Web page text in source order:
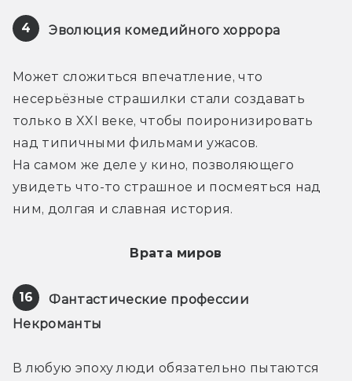
4 Эволюция комедийного хоррора
Может сложиться впечатление, что
несерьёзные страшилки стали создавать
только в XXI веке, чтобы поиронизировать
над типичными фильмами ужасов.
На самом же деле у кино, позволяющего
увидеть что-то страшное и посмеяться над
ним, долгая и славная история.
Врата миров
16
Фантастические профессии
Некроманты
В любую эпоху люди обязательно пытаются